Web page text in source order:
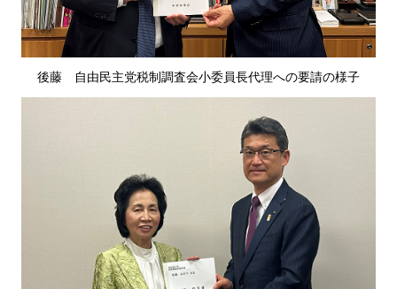
後藤 自由民主党税制調査会小委員長代理への要請の様子